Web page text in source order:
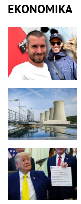
EKONOMIKA